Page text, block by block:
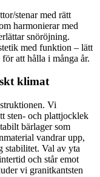
stenar med rätt
harmonierar med
snöröjning.
med funktion – lätt
att hålla i många år.
klimat
Vi
sten- och plattjocklek
bärlager som
vandrar upp,
stabilitet. Val av yta
och står emot
vi granitkantsten